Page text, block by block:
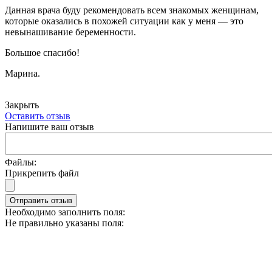
Данная врача буду рекомендовать всем знакомых женщинам,
которые оказались в похожей ситуации как у меня — это
невынашивание беременности.
Большое спасибо!
Марина.
Закрыть
Оставить отзыв
Напишите ваш отзыв
Файлы:
Прикрепить файл
Отправить отзыв
Необходимо заполнить поля:
Не правильно указаны поля: